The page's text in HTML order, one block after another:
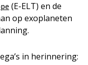
(E-ELT) en de
op exoplaneten
in herinnering: